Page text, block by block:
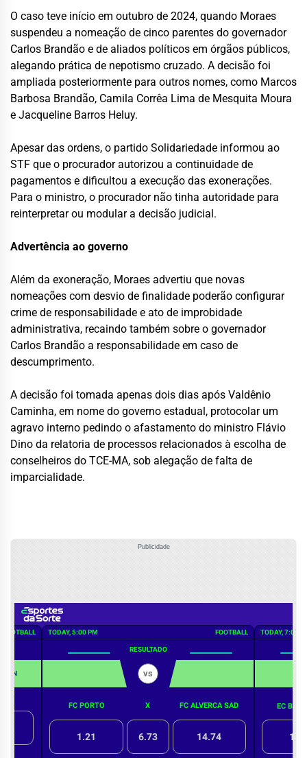
O caso teve início em outubro de 2024, quando Moraes
suspendeu a nomeação de cinco parentes do governador
Carlos Brandão e de aliados políticos em órgãos públicos,
alegando prática de nepotismo cruzado. A decisão foi
ampliada posteriormente para outros nomes, como Marcos
Barbosa Brandão, Camila Corrêa Lima de Mesquita Moura
e Jacqueline Barros Heluy.
Apesar das ordens, o partido Solidariedade informou ao
STF que o procurador autorizou a continuidade de
pagamentos e dificultou a execução das exonerações.
Para o ministro, o procurador não tinha autoridade para
reinterpretar ou modular a decisão judicial.
Advertência ao governo
Além da exoneração, Moraes advertiu que novas
nomeações com desvio de finalidade poderão configurar
crime de responsabilidade e ato de improbidade
administrativa, recaindo também sobre o governador
Carlos Brandão a responsabilidade em caso de
descumprimento.
A decisão foi tomada apenas dois dias após Valdênio
Caminha, em nome do governo estadual, protocolar um
agravo interno pedindo o afastamento do ministro Flávio
Dino da relatoria de processos relacionados à escolha de
conselheiros do TCE-MA, sob alegação de falta de
imparcialidade.
Publicidade